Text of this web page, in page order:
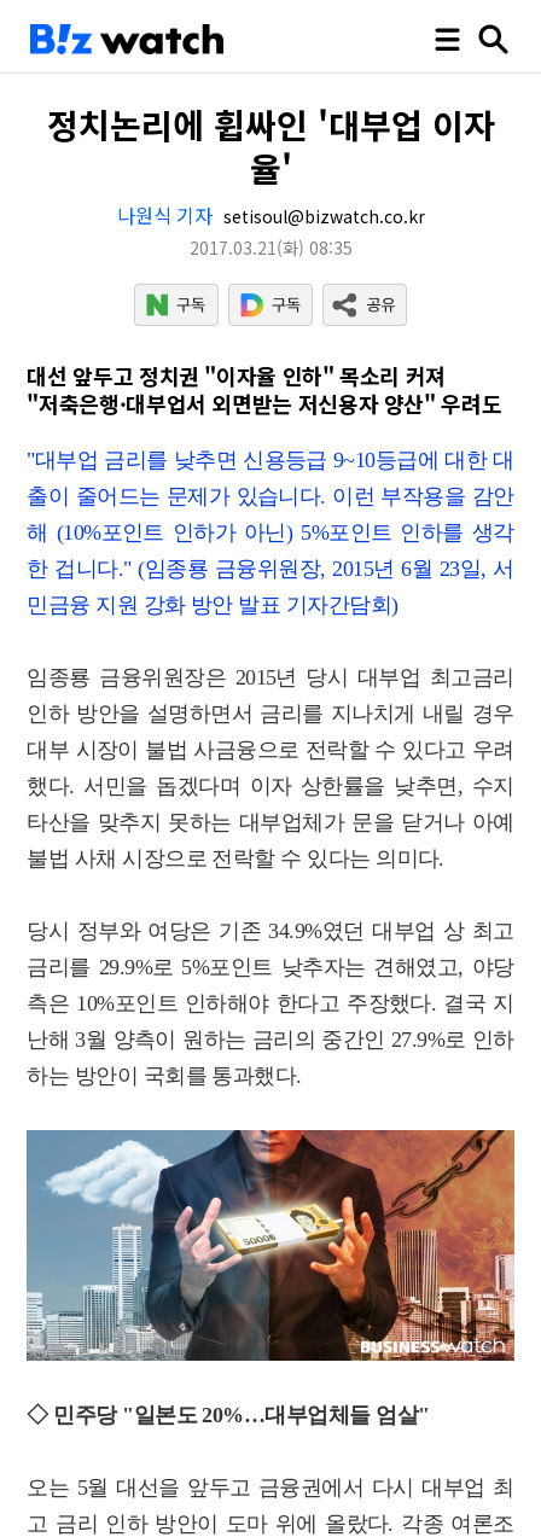
정치논리에 휩싸인 '대부업 이자
율'
나원식 기자 setisoul@bizwatch.co.kr
2017.03.21(화) 08:35
대선 앞두고 정치권 "이자율 인하" 목소리 커져
"저축은행·대부업서 외면받는 저신용자 양산" 우려도
"대부업 금리를 낮추면 신용등급 9~10등급에 대한 대
출이 줄어드는 문제가 있습니다. 이런 부작용을 감안
해 (10%포인트 인하가 아닌) 5%포인트 인하를 생각
한 겁니다." (임종룡 금융위원장, 2015년 6월 23일, 서
민금융 지원 강화 방안 발표 기자간담회)
임종룡 금융위원장은 2015년 당시 대부업 최고금리
인하 방안을 설명하면서 금리를 지나치게 내릴 경우
대부 시장이 불법 사금융으로 전락할 수 있다고 우려
했다. 서민을 돕겠다며 이자 상한률을 낮추면, 수지
타산을 맞추지 못하는 대부업체가 문을 닫거나 아예
불법 사채 시장으로 전락할 수 있다는 의미다.
당시 정부와 여당은 기존 34.9%였던 대부업 상 최고
금리를 29.9%로 5%포인트 낮추자는 견해였고, 야당
측은 10%포인트 인하해야 한다고 주장했다. 결국 지
난해 3월 양측이 원하는 금리의 중간인 27.9%로 인하
하는 방안이 국회를 통과했다.
◇ 민주당 "일본도 20%…대부업체들 엄살"
오는 5월 대선을 앞두고 금융권에서 다시 대부업 최
고 금리 인하 방안이 도마 위에 올랐다. 각종 여론조